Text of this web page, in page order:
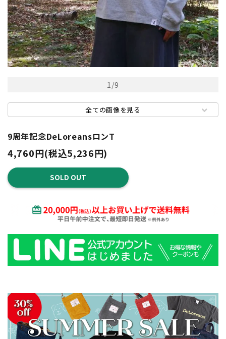
1/9
全ての画像を見る
9周年記念DeLoreansロンT
4,760円(税込5,236円)
SOLD OUT